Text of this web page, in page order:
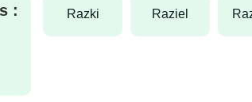
: razki raziel